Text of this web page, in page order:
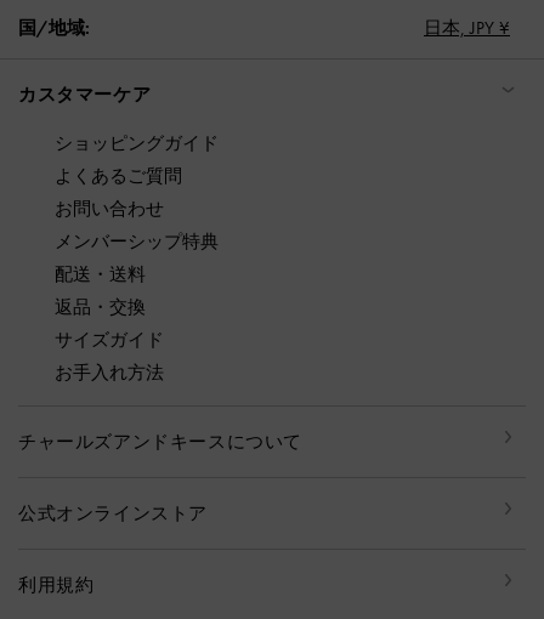
国/地域: 日本, JPY ¥
カスタマーケア
ショッピングガイド
よくあるご質問
お問い合わせ
メンバーシップ特典
配送・送料
返品・交換
サイズガイド
お手入れ方法
チャールズアンドキースについて
公式オンラインストア
利用規約